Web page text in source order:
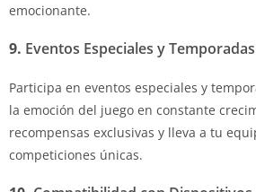
emocionante.
9. Eventos Especiales y Temporadas
Participa en eventos especiales y
la emoción del juego en constante
recompensas exclusivas y lleva a tu
competiciones únicas.